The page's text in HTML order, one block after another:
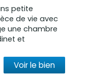
petite
de vie avec
une chambre
et
Voir le bien